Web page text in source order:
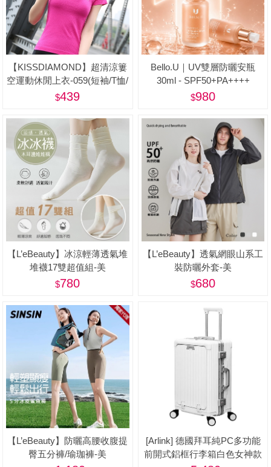
【KISSDIAMOND】超清涼簍
空運動休閒上衣-059(短袖/T恤/
吸濕/排汗/修身/顯瘦/4色S-L)
439
Bello.U｜UV雙層防曬安瓶
30ml - SPF50+PA++++
980
【L’eBeauty】冰涼輕薄透氣堆
堆襪17雙超值組-美
780
【L’eBeauty】透氣網眼山系工
裝防曬外套-美
680
【L’eBeauty】防曬高腰收腹提
臀五分褲/瑜珈褲-美
[Arlink] 德國拜耳純PC多功能
前開式鋁框行李箱白色女神款